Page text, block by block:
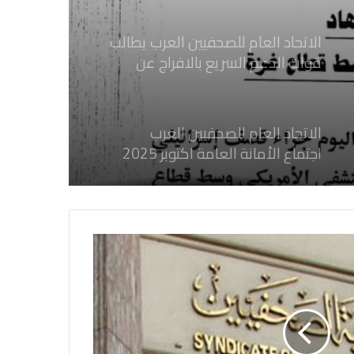
الاتحاد العام للصحفيين العرب
اجتماع الأمانة العامة اكتوبر 2025
الاتحاد العام للصحفيين العرب يدين
بكل قوة جرائم الاحتلال الصهيوني فى
غزة والتي نتج عنها اغتيال خمسة
صحفيين فلسطينيين
الاتحاد العام للصحفيين العرب يدين
بكل قوة جريمة إغتيال الاحتلال
الصهيوني للصحفيين الفسطينيين فى
غزة
الاتحاد العام للصحفيين العرب يطالب
بدعم حرية الصحافة فى الدول العربية